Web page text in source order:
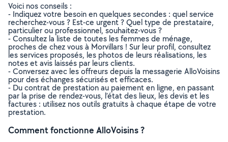
Voici nos conseils :
- Indiquez votre besoin en quelques secondes : quel service
recherchez-vous ? Est-ce urgent ? Quel type de prestataire,
particulier ou professionnel, souhaitez-vous ?
- Consultez la liste de toutes les femmes de ménage,
proches de chez vous à Morvillars ! Sur leur profil, consultez
les services proposés, les photos de leurs réalisations, les
notes et avis laissés par leurs clients.
- Conversez avec les offreurs depuis la messagerie AlloVoisins
pour des échanges sécurisés et efficaces.
- Du contrat de prestation au paiement en ligne, en passant
par la prise de rendez-vous, l’état des lieux, les devis et les
factures : utilisez nos outils gratuits à chaque étape de votre
prestation.
Comment fonctionne AlloVoisins ?